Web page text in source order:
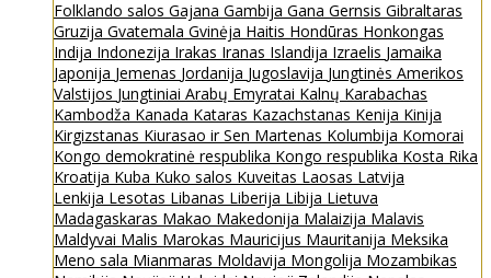
Folklando salos Gajana Gambija Gana Gernsis Gibraltaras
Gruzija Gvatemala Gvinėja Haitis Hondūras Honkongas
Indija Indonezija Irakas Iranas Islandija Izraelis Jamaika
Japonija Jemenas Jordanija Jugoslavija Jungtinės Amerikos
Valstijos Jungtiniai Arabų Emyratai Kalnų Karabachas
Kambodža Kanada Kataras Kazachstanas Kenija Kinija
Kirgizstanas Kiurasao ir Sen Martenas Kolumbija Komorai
Kongo demokratinė respublika Kongo respublika Kosta Rika
Kroatija Kuba Kuko salos Kuveitas Laosas Latvija
Lenkija Lesotas Libanas Liberija Libija Lietuva
Madagaskaras Makao Makedonija Malaizija Malavis
Maldyvai Malis Marokas Mauricijus Mauritanija Meksika
Meno sala Mianmaras Moldavija Mongolija Mozambikas